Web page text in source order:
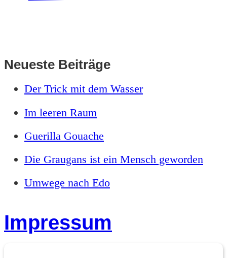
Neueste Beiträge
Der Trick mit dem Wasser
Im leeren Raum
Guerilla Gouache
Die Graugans ist ein Mensch geworden
Umwege nach Edo
Impressum